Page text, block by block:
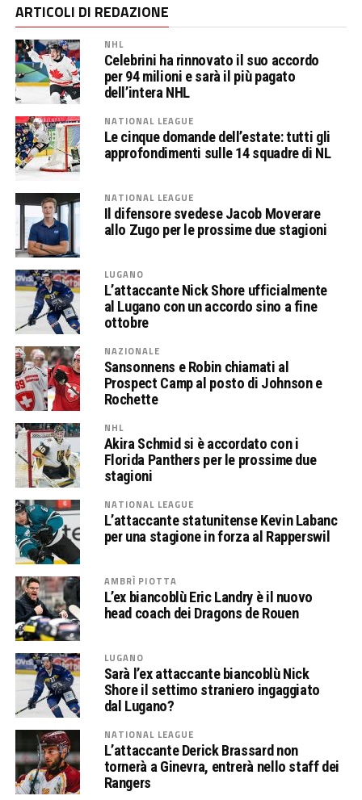
ARTICOLI DI REDAZIONE
NHL
Celebrini ha rinnovato il suo accordo
per 94 milioni e sarà il più pagato
dell’intera NHL
NATIONAL LEAGUE
Le cinque domande dell’estate: tutti gli
approfondimenti sulle 14 squadre di NL
NATIONAL LEAGUE
Il difensore svedese Jacob Moverare
allo Zugo per le prossime due stagioni
LUGANO
L’attaccante Nick Shore ufficialmente
al Lugano con un accordo sino a fine
ottobre
NAZIONALE
Sansonnens e Robin chiamati al
Prospect Camp al posto di Johnson e
Rochette
NHL
Akira Schmid si è accordato con i
Florida Panthers per le prossime due
stagioni
NATIONAL LEAGUE
L’attaccante statunitense Kevin Labanc
per una stagione in forza al Rapperswil
AMBRÌ PIOTTA
L’ex biancoblù Eric Landry è il nuovo
head coach dei Dragons de Rouen
LUGANO
Sarà l’ex attaccante biancoblù Nick
Shore il settimo straniero ingaggiato
dal Lugano?
NATIONAL LEAGUE
L’attaccante Derick Brassard non
tornerà a Ginevra, entrerà nello staff dei
Rangers